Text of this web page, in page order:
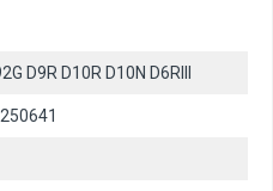
D9R D10R D10N D6RIII